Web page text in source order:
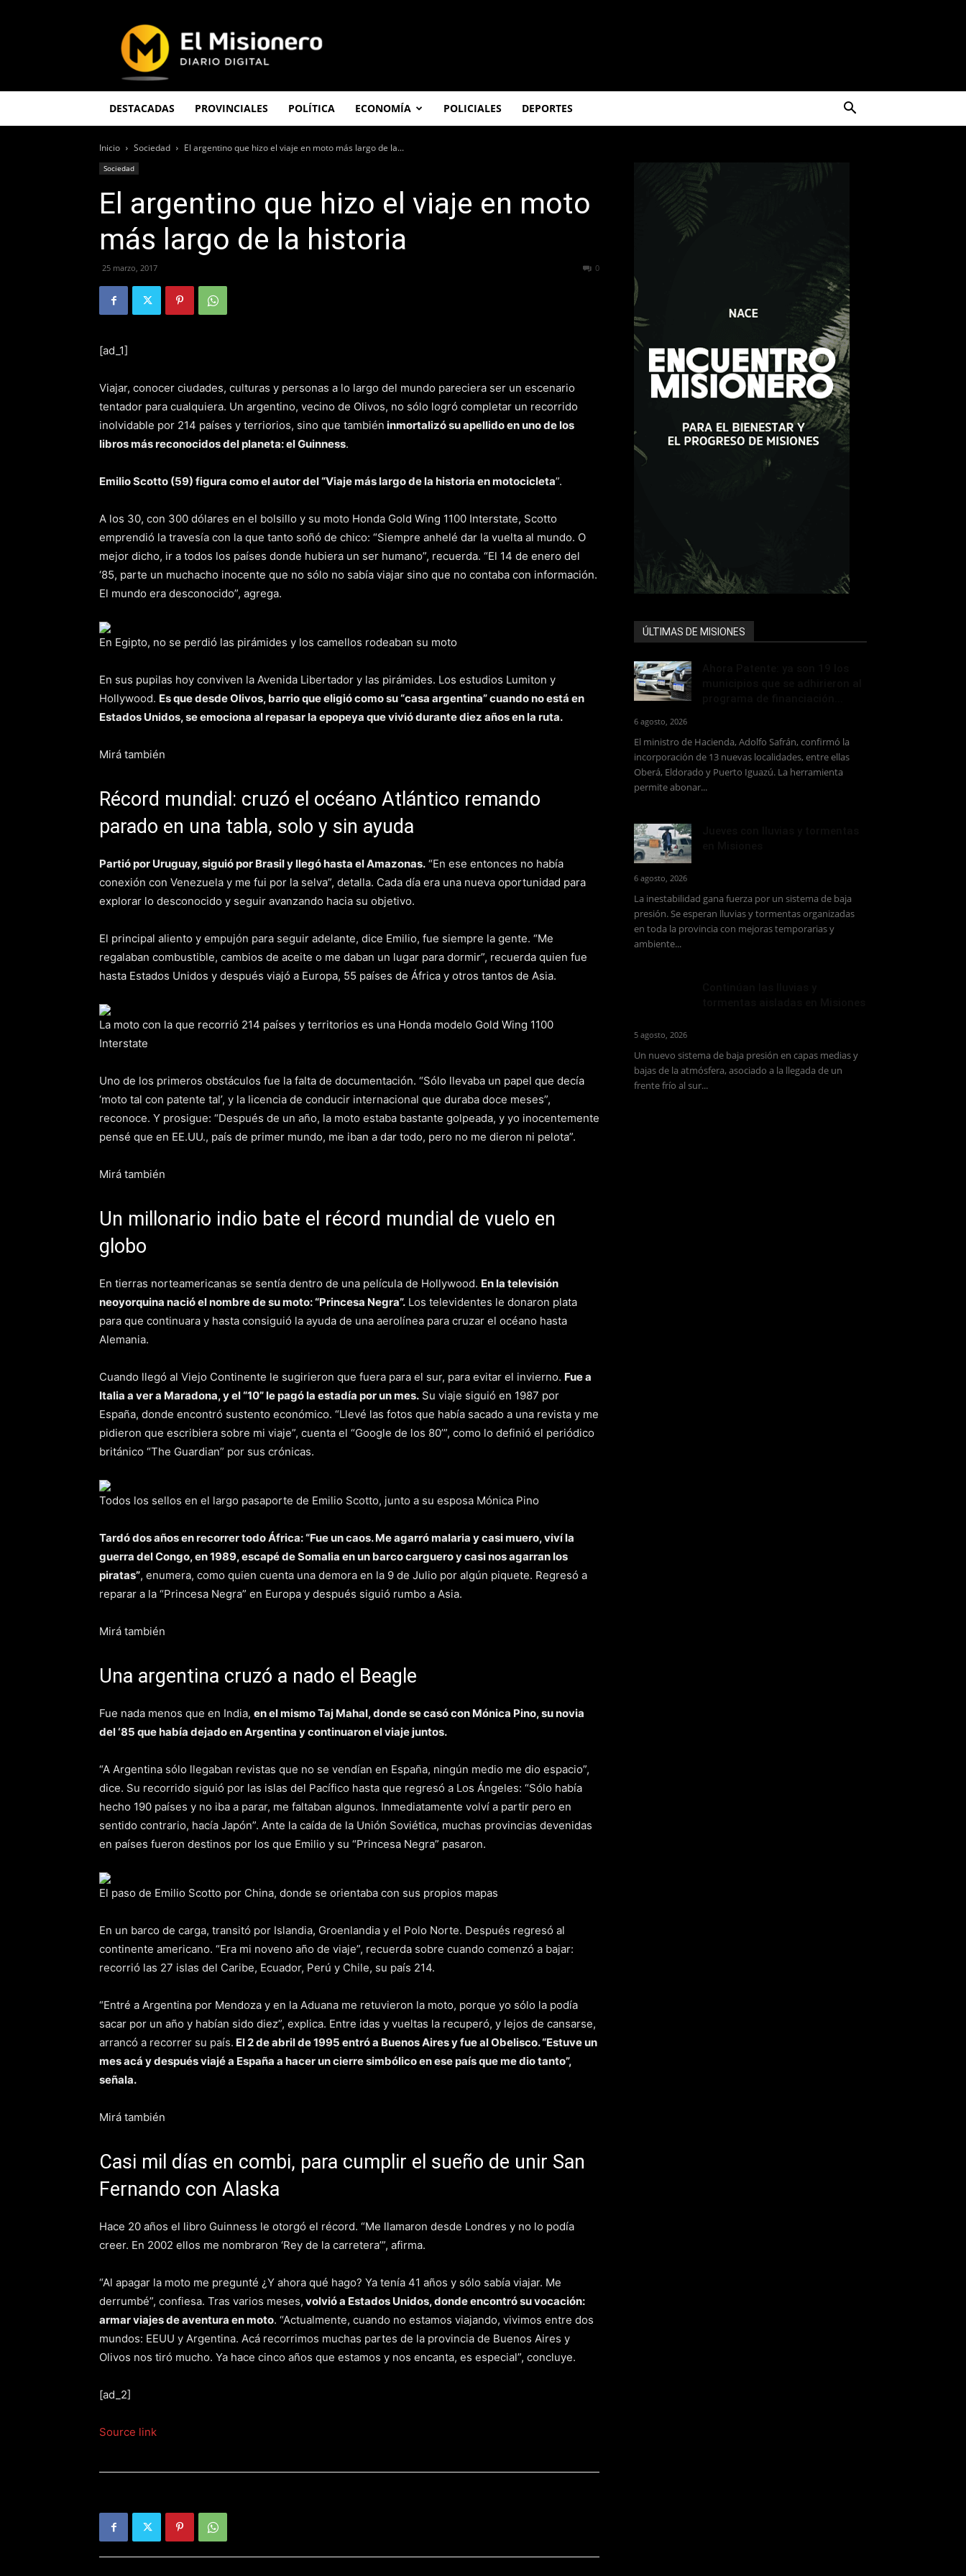
Misionero
DESTACADAS PROVINCIALES POLÍTICA ECONOMÍA POLICIALES DEPORTES
Inicio Sociedad El argentino que hizo el viaje en moto más largo de la...
Sociedad
El argentino que hizo el viaje en moto
más largo de la historia
25 marzo, 2017 0
[ad_1]
Viajar, conocer ciudades, culturas y personas a lo largo del mundo pareciera ser un escenario
tentador para cualquiera. Un argentino, vecino de Olivos, no sólo logró completar un recorrido
inolvidable por 214 países y terriorios, sino que también inmortalizó su apellido en uno de los
libros más reconocidos del planeta: el Guinness.
Emilio Scotto (59) figura como el autor del “Viaje más largo de la historia en motocicleta”.
A los 30, con 300 dólares en el bolsillo y su moto Honda Gold Wing 1100 Interstate, Scotto
emprendió la travesía con la que tanto soñó de chico: “Siempre anhelé dar la vuelta al mundo. O
mejor dicho, ir a todos los países donde hubiera un ser humano”, recuerda. “El 14 de enero del
‘85, parte un muchacho inocente que no sólo no sabía viajar sino que no contaba con información.
El mundo era desconocido”, agrega.
En Egipto, no se perdió las pirámides y los camellos rodeaban su moto
En sus pupilas hoy conviven la Avenida Libertador y las pirámides. Los estudios Lumiton y
Hollywood. Es que desde Olivos, barrio que eligió como su “casa argentina” cuando no está en
Estados Unidos, se emociona al repasar la epopeya que vivió durante diez años en la ruta.
Mirá también
Récord mundial: cruzó el océano Atlántico remando
parado en una tabla, solo y sin ayuda
Partió por Uruguay, siguió por Brasil y llegó hasta el Amazonas. “En ese entonces no había
conexión con Venezuela y me fui por la selva”, detalla. Cada día era una nueva oportunidad para
explorar lo desconocido y seguir avanzando hacia su objetivo.
El principal aliento y empujón para seguir adelante, dice Emilio, fue siempre la gente. “Me
regalaban combustible, cambios de aceite o me daban un lugar para dormir”, recuerda quien fue
hasta Estados Unidos y después viajó a Europa, 55 países de África y otros tantos de Asia.
La moto con la que recorrió 214 países y territorios es una Honda modelo Gold Wing 1100
Interstate
Uno de los primeros obstáculos fue la falta de documentación. “Sólo llevaba un papel que decía
‘moto tal con patente tal’, y la licencia de conducir internacional que duraba doce meses”,
reconoce. Y prosigue: “Después de un año, la moto estaba bastante golpeada, y yo inocentemente
pensé que en EE.UU., país de primer mundo, me iban a dar todo, pero no me dieron ni pelota”.
Mirá también
Un millonario indio bate el récord mundial de vuelo en
globo
En tierras norteamericanas se sentía dentro de una película de Hollywood. En la televisión
neoyorquina nació el nombre de su moto: “Princesa Negra”. Los televidentes le donaron plata
para que continuara y hasta consiguió la ayuda de una aerolínea para cruzar el océano hasta
Alemania.
Cuando llegó al Viejo Continente le sugirieron que fuera para el sur, para evitar el invierno. Fue a
Italia a ver a Maradona, y el “10” le pagó la estadía por un mes. Su viaje siguió en 1987 por
España, donde encontró sustento económico. “Llevé las fotos que había sacado a una revista y me
pidieron que escribiera sobre mi viaje”, cuenta el “Google de los 80’”, como lo definió el periódico
británico “The Guardian” por sus crónicas.
Todos los sellos en el largo pasaporte de Emilio Scotto, junto a su esposa Mónica Pino
Tardó dos años en recorrer todo África: “Fue un caos. Me agarró malaria y casi muero, viví la
guerra del Congo, en 1989, escapé de Somalia en un barco carguero y casi nos agarran los
piratas”, enumera, como quien cuenta una demora en la 9 de Julio por algún piquete. Regresó a
reparar a la “Princesa Negra” en Europa y después siguió rumbo a Asia.
Mirá también
Una argentina cruzó a nado el Beagle
Fue nada menos que en India, en el mismo Taj Mahal, donde se casó con Mónica Pino, su novia
del ‘85 que había dejado en Argentina y continuaron el viaje juntos.
“A Argentina sólo llegaban revistas que no se vendían en España, ningún medio me dio espacio”,
dice. Su recorrido siguió por las islas del Pacífico hasta que regresó a Los Ángeles: “Sólo había
hecho 190 países y no iba a parar, me faltaban algunos. Inmediatamente volví a partir pero en
sentido contrario, hacía Japón”. Ante la caída de la Unión Soviética, muchas provincias devenidas
en países fueron destinos por los que Emilio y su “Princesa Negra” pasaron.
El paso de Emilio Scotto por China, donde se orientaba con sus propios mapas
En un barco de carga, transitó por Islandia, Groenlandia y el Polo Norte. Después regresó al
continente americano. “Era mi noveno año de viaje”, recuerda sobre cuando comenzó a bajar:
recorrió las 27 islas del Caribe, Ecuador, Perú y Chile, su país 214.
“Entré a Argentina por Mendoza y en la Aduana me retuvieron la moto, porque yo sólo la podía
sacar por un año y habían sido diez”, explica. Entre idas y vueltas la recuperó, y lejos de cansarse,
arrancó a recorrer su país. El 2 de abril de 1995 entró a Buenos Aires y fue al Obelisco. “Estuve un
mes acá y después viajé a España a hacer un cierre simbólico en ese país que me dio tanto”,
señala.
Mirá también
Casi mil días en combi, para cumplir el sueño de unir San
Fernando con Alaska
Hace 20 años el libro Guinness le otorgó el récord. “Me llamaron desde Londres y no lo podía
creer. En 2002 ellos me nombraron ‘Rey de la carretera’”, afirma.
“Al apagar la moto me pregunté ¿Y ahora qué hago? Ya tenía 41 años y sólo sabía viajar. Me
derrumbé”, confiesa. Tras varios meses, volvió a Estados Unidos, donde encontró su vocación:
armar viajes de aventura en moto. “Actualmente, cuando no estamos viajando, vivimos entre dos
mundos: EEUU y Argentina. Acá recorrimos muchas partes de la provincia de Buenos Aires y
Olivos nos tiró mucho. Ya hace cinco años que estamos y nos encanta, es especial”, concluye.
[ad_2]
Source link
ÚLTIMAS DE MISIONES
6 agosto, 2026
El ministro de Hacienda, Adolfo Safrán, confirmó la
incorporación de 13 nuevas localidades, entre ellas
Oberá, Eldorado y Puerto Iguazú. La herramienta
permite abonar...
6 agosto, 2026
La inestabilidad gana fuerza por un sistema de baja
presión. Se esperan lluvias y tormentas organizadas
en toda la provincia con mejoras temporarias y
ambiente...
5 agosto, 2026
Un nuevo sistema de baja presión en capas medias y
bajas de la atmósfera, asociado a la llegada de un
frente frío al sur...